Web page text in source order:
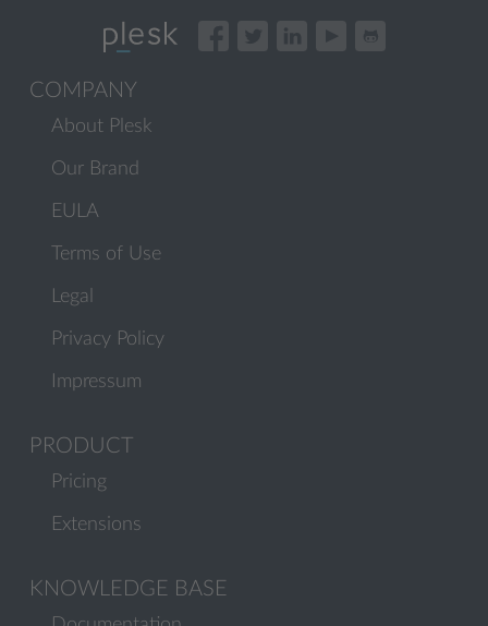
COMPANY
About Plesk
Our Brand
EULA
Terms of Use
Legal
Privacy Policy
Impressum
PRODUCT
Pricing
Extensions
KNOWLEDGE BASE